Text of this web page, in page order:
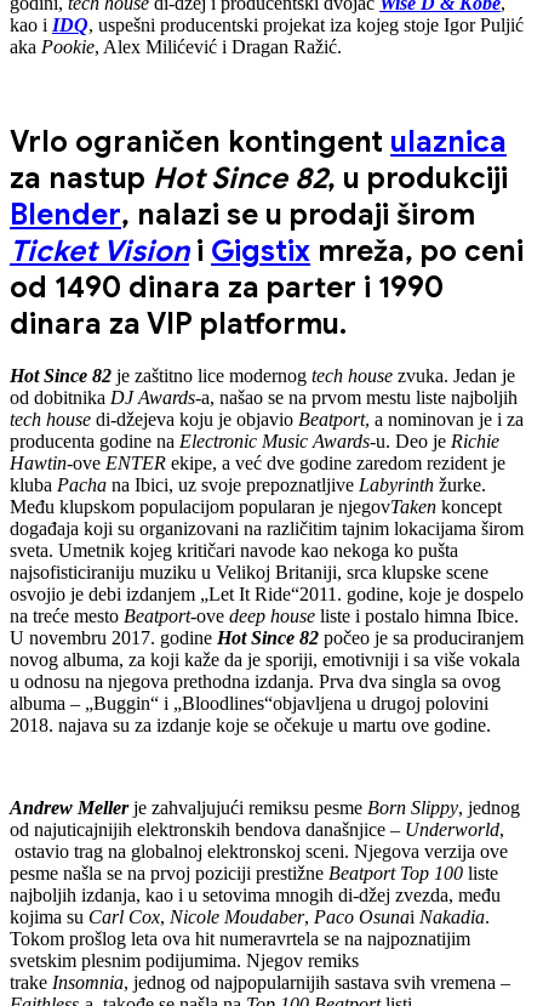
kao i IDQ, uspešni producentski projekat iza kojeg stoje Igor Puljić
aka Pookie, Alex Milićević i Dragan Ražić.
Vrlo ograničen kontingent ulaznica
za nastup Hot Since 82, u produkciji
Blender, nalazi se u prodaji širom
Ticket Visioni Gigstix mreža, po ceni
od 1490 dinara za parter i 1990
dinara za VIP platformu.
Hot Since 82 je zaštitno lice modernog tech house zvuka. Jedan je
od dobitnika DJ Awards-a, našao se na prvom mestu liste najboljih
tech house di-džejeva koju je objavio Beatport, a nominovan je i za
producenta godine na Electronic Music Awards-u. Deo je Richie
Hawtin-ove ENTER ekipe, a već dve godine zaredom rezident je
kluba Pacha na Ibici, uz svoje prepoznatljive Labyrinth žurke.
Među klupskom populacijom popularan je njegovTaken koncept
događaja koji su organizovani na različitim tajnim lokacijama širom
sveta. Umetnik kojeg kritičari navode kao nekoga ko pušta
najsofisticiraniju muziku u Velikoj Britaniji, srca klupske scene
osvojio je debi izdanjem „Let It Ride“2011. godine, koje je dospelo
na treće mesto Beatport-ove deep house liste i postalo himna Ibice.
U novembru 2017. godine Hot Since 82 počeo je sa produciranjem
novog albuma, za koji kaže da je sporiji, emotivniji i sa više vokala
u odnosu na njegova prethodna izdanja. Prva dva singla sa ovog
albuma – „Buggin“ i „Bloodlines“objavljena u drugoj polovini
2018. najava su za izdanje koje se očekuje u martu ove godine.
Andrew Mellerje zahvaljujući remiksu pesme Born Slippy, jednog
od najuticajnijih elektronskih bendova današnjice – Underworld,
ostavio trag na globalnoj elektronskoj sceni. Njegova verzija ove
pesme našla se na prvoj poziciji prestižne Beatport Top 100 liste
najboljih izdanja, kao i u setovima mnogih di-džej zvezda, među
kojima su Carl Cox, Nicole Moudaber, Paco Osunai Nakadia.
Tokom prošlog leta ova hit numeravrtela se na najpoznatijim
svetskim plesnim podijumima. Njegov remiks
trake Insomnia, jednog od najpopularnijih sastava svih vremena –